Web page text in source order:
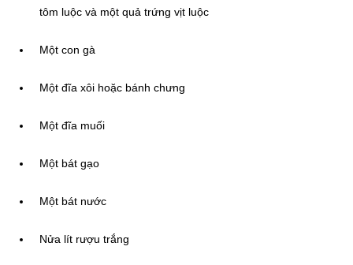
tôm luộc và một quả trứng vịt luộc
Một con gà
Một đĩa xôi hoặc bánh chưng
Một đĩa muối
Một bát gạo
Một bát nước
Nửa lít rượu trắng